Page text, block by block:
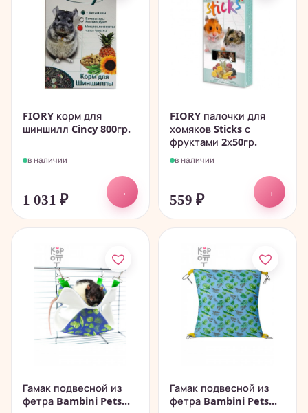
FIORY корм для
шиншилл Cincy 800гр.
в наличии
1 031 ₽
→
FIORY палочки для
хомяков Sticks с
фруктами 2х50гр.
в наличии
559 ₽
→
Гамак подвесной из
фетра Bambini Pets...
Гамак подвесной из
фетра Bambini Pets...